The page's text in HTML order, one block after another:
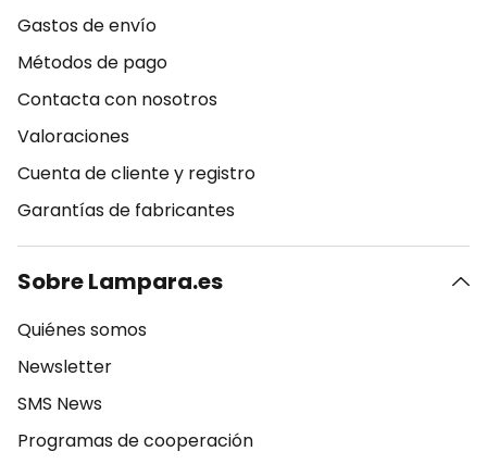
Gastos de envío
Métodos de pago
Contacta con nosotros
Valoraciones
Cuenta de cliente y registro
Garantías de fabricantes
Sobre Lampara.es
Quiénes somos
Newsletter
SMS News
Programas de cooperación